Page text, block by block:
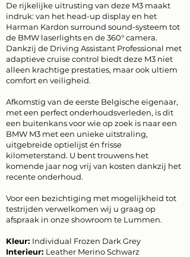
De rijkelijke uitrusting van deze M3 maakt
indruk: van het head-up display en het
Harman Kardon surround sound-systeem tot
de BMW laserlights en de 360° camera.
Dankzij de Driving Assistant Professional met
adaptieve cruise control biedt deze M3 niet
alleen krachtige prestaties, maar ook ultiem
comfort en veiligheid.
Afkomstig van de eerste Belgische eigenaar,
met een perfect onderhoudsverleden, is dit
een buitenkans voor wie op zoek is naar een
BMW M3 met een unieke uitstraling,
uitgebreide optielijst én frisse
kilometerstand. U bent trouwens het
komende jaar nog vrij van kosten dankzij het
recente onderhoud.
Voor een bezichtiging met mogelijkheid tot
testrijden verwelkomen wij u graag op
afspraak in onze showroom te Lummen.
Kleur: Individual Frozen Dark Grey
Interieur: Leather Merino Schwarz